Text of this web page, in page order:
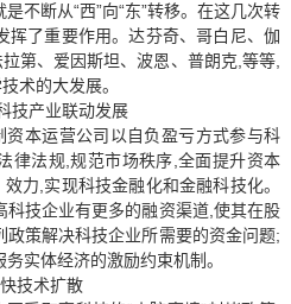
不断从“西”向“东”转移。在这几次转
挥了重要作用。达芬奇、哥白尼、伽
第、爱因斯坦、波恩、普朗克,等等,
术的大发展。
技产业联动发展
资本运营公司以自负盈亏方式参与科
律法规,规范市场秩序,全面提升资本
力,实现科技金融化和金融科技化。
科技企业有更多的融资渠道,使其在股
策解决科技企业所需要的资金问题;
实体经济的激励约束机制。
技术扩散